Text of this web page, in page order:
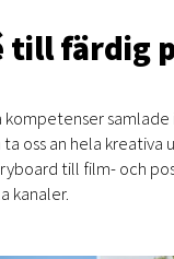
till färdig
kompetenser samlade
oss an hela kreativa
till film- och
kanaler.